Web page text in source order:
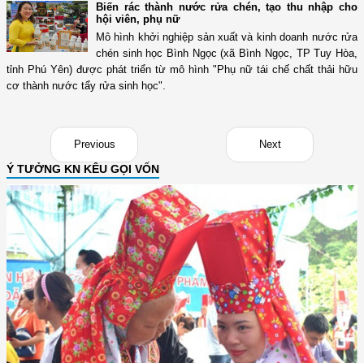
Biến rác thành nước rửa chén, tạo thu nhập cho
hội viên, phụ nữ
Mô hình khởi nghiệp sản xuất và kinh doanh nước rửa
chén sinh học Bình Ngọc (xã Bình Ngọc, TP Tuy Hòa,
tỉnh Phú Yên) được phát triển từ mô hình "Phụ nữ tái chế chất thải hữu
cơ thành nước tẩy rửa sinh học".
Previous Next
Ý TƯỞNG KN KÊU GỌI VỐN